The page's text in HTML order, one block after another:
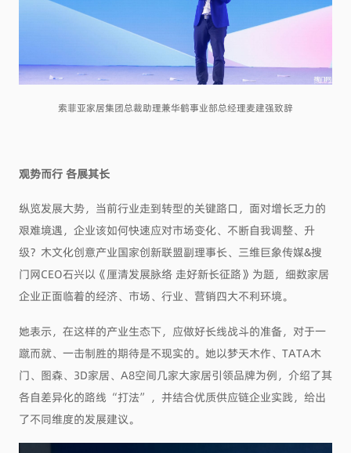
索菲亚家居集团总裁助理兼华鹤事业部总经理麦建强致辞
观势而行 各展其长
纵览发展大势，当前行业走到转型的关键路口，面对增长乏力的
艰难境遇，企业该如何快速应对市场变化、不断自我调整、升
级？木文化创意产业国家创新联盟副理事长、三维巨象传媒&搜
门网CEO石兴以《厘清发展脉络 走好新长征路》为题，细数家居
企业正面临着的经济、市场、行业、营销四大不利环境。
她表示，在这样的产业生态下，应做好长线战斗的准备，对于一
蹴而就、一击制胜的期待是不现实的。她以梦天木作、TATA木
门、图森、3D家居、A8空间几家大家居引领品牌为例，介绍了其
各自差异化的路线“打法”，并结合优质供应链企业实践，给出
了不同维度的发展建议。